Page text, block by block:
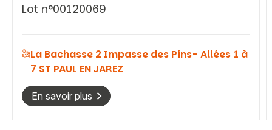
Lot n°00120069
La Bachasse 2 Impasse des Pins- Allées 1 à
7 ST PAUL EN JAREZ
En savoir plus